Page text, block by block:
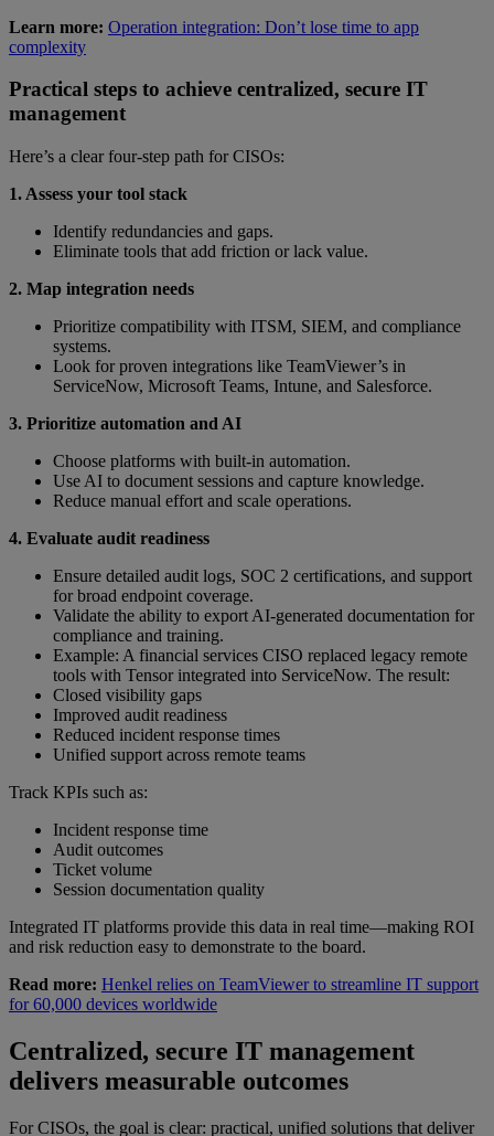
Learn more: Operation integration: Don’t lose time to app
complexity
Practical steps to achieve centralized, secure IT
management
Here’s a clear four-step path for CISOs:
1. Assess your tool stack
Identify redundancies and gaps.
Eliminate tools that add friction or lack value.
2. Map integration needs
Prioritize compatibility with ITSM, SIEM, and compliance
systems.
Look for proven integrations like TeamViewer’s in
ServiceNow, Microsoft Teams, Intune, and Salesforce.
3. Prioritize automation and AI
Choose platforms with built-in automation.
Use AI to document sessions and capture knowledge.
Reduce manual effort and scale operations.
4. Evaluate audit readiness
Ensure detailed audit logs, SOC 2 certifications, and support
for broad endpoint coverage.
Validate the ability to export AI-generated documentation for
compliance and training.
Example: A financial services CISO replaced legacy remote
tools with Tensor integrated into ServiceNow. The result:
Closed visibility gaps
Improved audit readiness
Reduced incident response times
Unified support across remote teams
Track KPIs such as:
Incident response time
Audit outcomes
Ticket volume
Session documentation quality
Integrated IT platforms provide this data in real time—making ROI
and risk reduction easy to demonstrate to the board.
Read more: Henkel relies on TeamViewer to streamline IT support
for 60,000 devices worldwide
Centralized, secure IT management
delivers measurable outcomes
For CISOs, the goal is clear: practical, unified solutions that deliver